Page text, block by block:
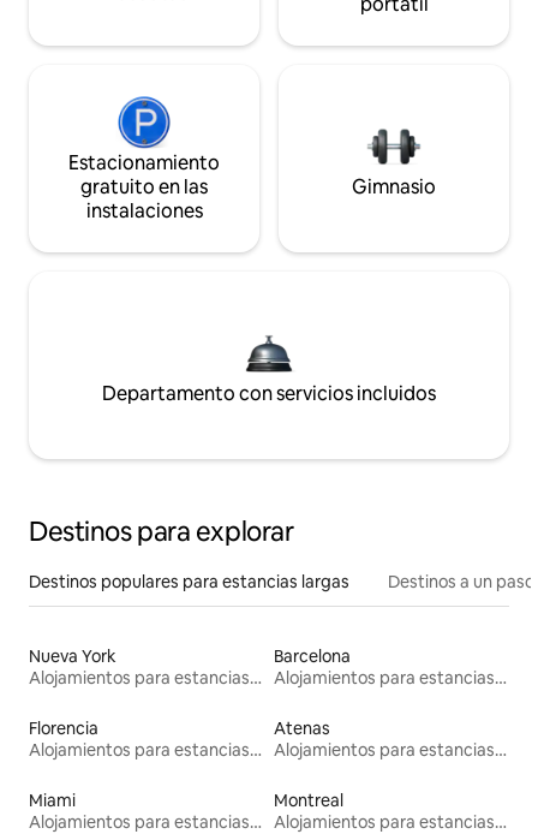
Estacionamiento
gratuito en las
instalaciones
Gimnasio
Departamento con servicios incluidos
Destinos para explorar
Destinos populares para estancias largas Destinos a un
Nueva York
Alojamientos para estancias largas
Barcelona
Alojamientos para estancias largas
Florencia
Alojamientos para estancias largas
Atenas
Alojamientos para estancias largas
Miami
Alojamientos para estancias largas
Montreal
Alojamientos para estancias largas